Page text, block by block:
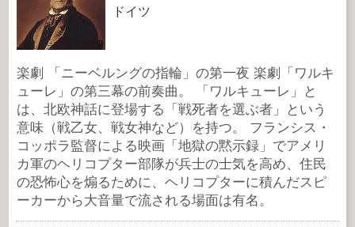
ドイツ
楽劇 「ニーベルングの指輪」の第一夜 楽劇「ワルキ
ューレ」の第三幕の前奏曲。 「ワルキューレ」と
は、北欧神話に登場する「戦死者を選ぶ者」という
意味（戦乙女、戦女神など）を持つ。 フランシス・
コッポラ監督による映画「地獄の黙示録」でアメリ
カ軍のヘリコプター部隊が兵士の士気を高め、住民
の恐怖心を煽るために、ヘリコプターに積んだスピ
ーカーから大音量で流される場面は有名。